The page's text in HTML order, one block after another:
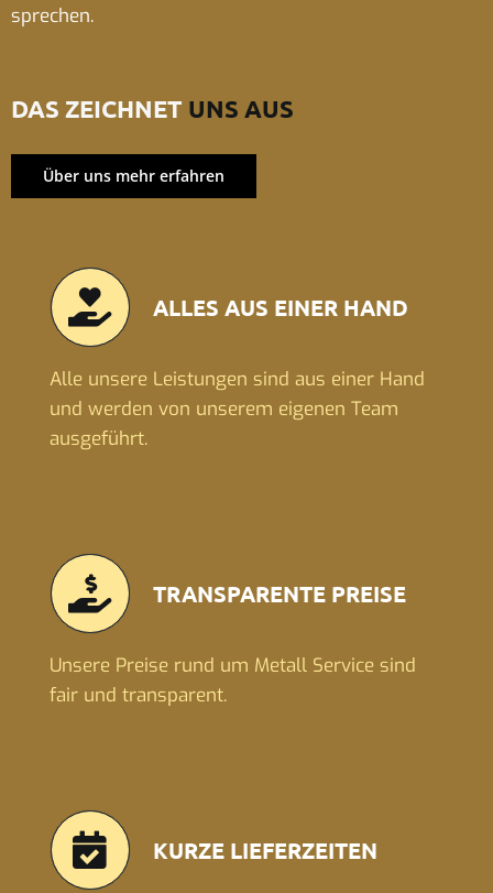
sprechen.
DAS ZEICHNET UNS AUS
Über uns mehr erfahren
ALLES AUS EINER HAND
Alle unsere Leistungen sind aus einer Hand
und werden von unserem eigenen Team
ausgeführt.
TRANSPARENTE PREISE
Unsere Preise rund um Metall Service sind
fair und transparent.
KURZE LIEFERZEITEN